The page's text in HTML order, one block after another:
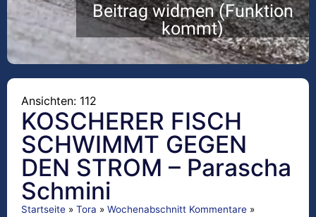
Beitrag widmen (Funktion
kommt)
Ansichten: 112
KOSCHERER FISCH
SCHWIMMT GEGEN
DEN STROM – Parascha
Schmini
Startseite » Tora » Wochenabschnitt Kommentare »